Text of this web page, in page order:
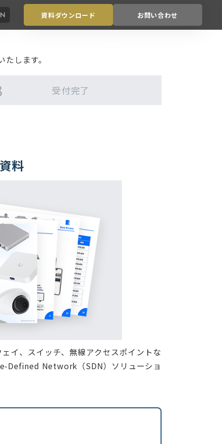
資料ダウンロード お問い合わせ
します。
受付完了
料
イ、スイッチ、無線アクセスポイントな
Defined Network（SDN）ソリューショ